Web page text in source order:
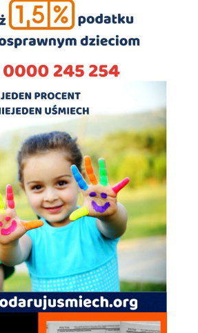
Doświadczenie
internetowa
działała jak
najlepiej podczas
twojego przejścia
na nią. Jeśli
cookie, niektóre
funkcje znikną
ze strony
internetowej.
Marketing
Udostępniając
swoje
zainteresowania i
zachowania
podczas
odwiedzania naszej
strony, zwiększasz
szansę na
zobaczenie